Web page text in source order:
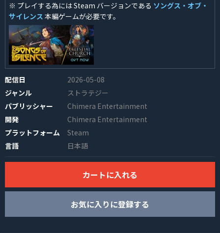
INFO
※ プレイする為には Steam バージョンである ソングス・オブ・
サイレンス 本編ゲームが必要です。
配信日
2026-05-08
ジャンル
ストラテジー
パブリッシャー
Chimera Entertainment
開発
Chimera Entertainment
プラットフォーム
Steam
言語
日本語
カートに入れる
お気に入りに登録する